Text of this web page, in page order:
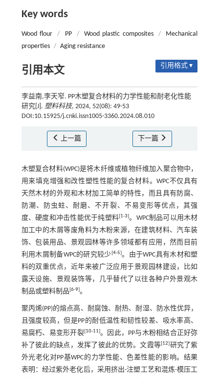
Key words
Wood flour / PP / Wood plastic composites /
Mechanical
properties / Aging resistance
引用本文 引用格式 ▾
李益南,李天窄. PP木塑复合材料的力学性能和耐老化性能
研究[J]. 塑料科技, 2024, 52(08): 49-53
DOI:10.15925/j.cnki.issn1005-3360.2024.08.010
上一篇 下一篇
木塑复合材料(WPC)是将木纤维或植物纤维加入聚合物中，
用来填充增强和改性塑性性能的复合材料。WPC不仅具有
天然木材的外观和木材加工简单的特性，而且具有防腐、
防潮、防虫蛀、耐磨、不开裂、不易变形等优点，其强
度、硬度和冲击性能优于纯塑料[1-3]。WPC制品可以用木材
加工中的木屑等废角料为木粉来源，在建筑材料、汽车装
饰、包装用品、景观园林等许多领域都有应用，然而目前
利用木屑制备WPC的研究较少[4-5]。由于WPC具有木材和塑
料的双重优点，近年来被广泛应用于景观园林建设，比如
露天设施、景观装饰等，几乎替代了以往各种户外景观木
制品或塑料制品[6-9]。
聚丙烯(PP)的熔点高、耐腐蚀、耐热、耐湿、防水性优异，
且强度较高，但是PP的耐低温性和韧性较差、吸水率高、
易腐朽、易变形开裂[10-11]。因此，PP与木粉相结合正好弥
补了彼此的缺点，发挥了彼此的优势。文霞等[12]研究了紫
外光老化对PP基WPC的力学性能、色差性能的影响。结果
表明：经过紫外老化后，采用挤出-注塑工艺和混炼-模压工